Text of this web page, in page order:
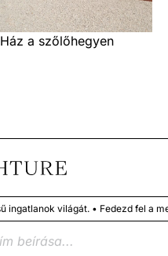
Ház a szőlőhegyen
világát. • Fedezd fel a